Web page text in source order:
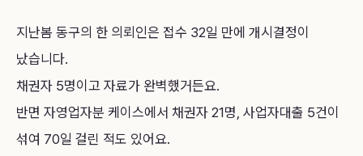
지난봄 동구의 한 의뢰인은 접수 32일 만에 개시결정이
났습니다.
채권자 5명이고 자료가 완벽했거든요.
반면 자영업자분 케이스에서 채권자 21명, 사업자대출 5건이
섞여 70일 걸린 적도 있어요.